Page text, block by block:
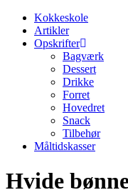
Kokkeskole
Artikler
Opskrifter
Bagværk
Dessert
Drikke
Forret
Hovedret
Snack
Tilbehør
Måltidskasser
Hvide